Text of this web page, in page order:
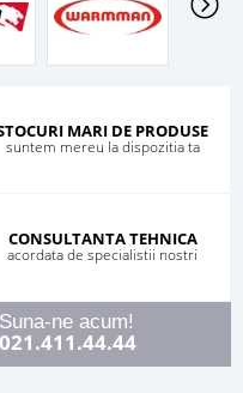
MARI DE PRODUSE
suntem mereu la dispozitia ta
CONSULTANTA TEHNICA
acordata de specialistii nostri
ne acum!
021.411.44.44